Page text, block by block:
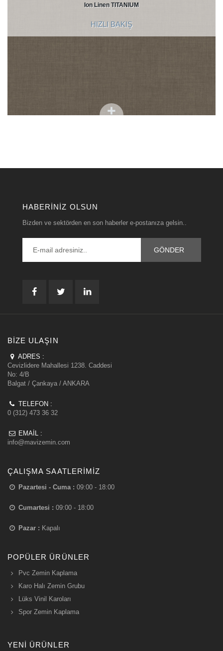
Ion Linen TITANIUM
HIZLI BAKIŞ
HABERINIZ OLSUN
Bizden ve sektörden en son haberler e-postanıza gelsin..
BIZE ULAŞIN
ADRES :
Cevizlidere Mahallesi 1238. Caddesi
No: 4/B
Balgat / Çankaya / ANKARA
TELEFON :
0 (312) 473 36 32
EMAIL :
info@mavizemin.com
ÇALIŞMA SAATLERIMIZ
Pazartesi - Cuma : 09:00 - 18:00
Cumartesi : 09:00 - 18:00
Pazar : Kapalı
POPÜLER ÜRÜNLER
Pvc Zemin Kaplama
Karo Halı Zemin Grubu
Lüks Vinil Karoları
Spor Zemin Kaplama
YENI ÜRÜNLER